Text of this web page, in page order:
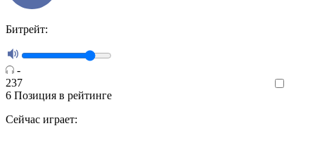
Битрейт:
-
237
6 Позиция в рейтинге
Сейчас играет: